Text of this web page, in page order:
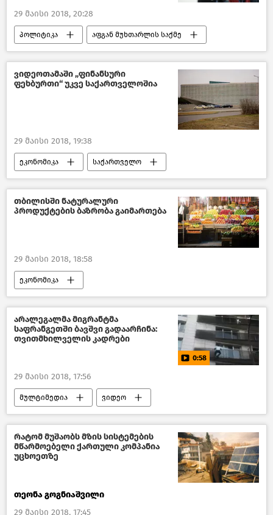
29 მაისი 2018, 20:28
პოლიტიკა აფგან მუხთარლის საქმე
საქართველო
ვიდეოთამაში „ფინანსური
ფეხბურთი“ უკვე საქართველოშია
29 მაისი 2018, 19:38
ეკონომიკა საქართველო
თბილისში ნატურალური
პროდუქტების ბაზრობა გაიმართება
29 მაისი 2018, 18:58
ეკონომიკა
საქართველოს სოფლის მეურნეობა – 2018
საქართველო
არალეგალმა მიგრანტმა
საფრანგეთში ბავშვი გადაარჩინა:
თვითმხილველის კადრები
0:58
29 მაისი 2018, 17:56
მულტიმედია ვიდეო
რატომ მუშაობს მზის სისტემების
მწარმოებელი ქართული კომპანია
უცხოეთზე
თეონა გოგნიაშვილი
29 მაისი 2018, 17:45